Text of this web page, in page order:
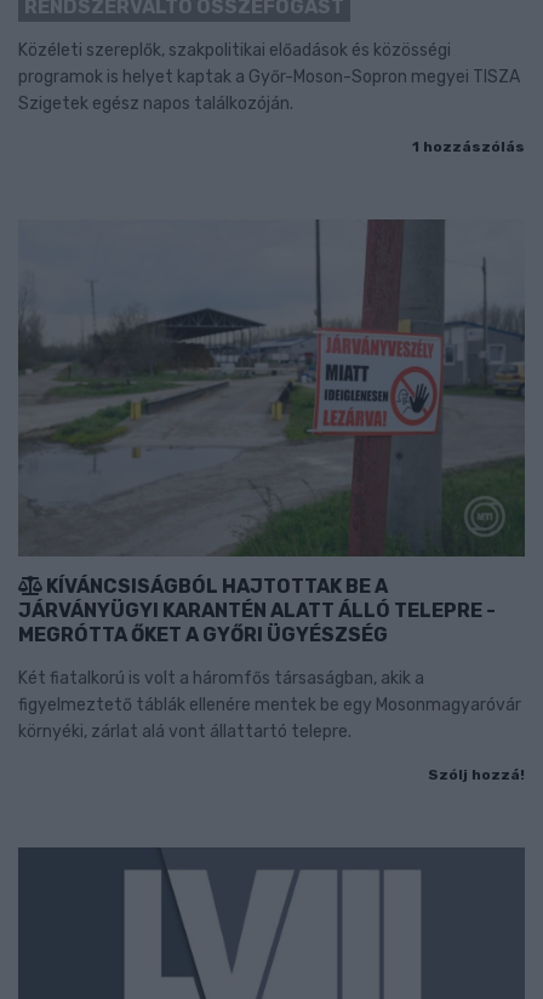
RENDSZERVÁLTÓ ÖSSZEFOGÁST
Közéleti szereplők, szakpolitikai előadások és közösségi
programok is helyet kaptak a Győr-Moson-Sopron megyei TISZA
Szigetek egész napos találkozóján.
1 hozzászólás
KÍVÁNCSISÁGBÓL HAJTOTTAK BE A
JÁRVÁNYÜGYI KARANTÉN ALATT ÁLLÓ TELEPRE -
MEGRÓTTA ŐKET A GYŐRI ÜGYÉSZSÉG
Két fiatalkorú is volt a háromfős társaságban, akik a
figyelmeztető táblák ellenére mentek be egy Mosonmagyaróvár
környéki, zárlat alá vont állattartó telepre.
Szólj hozzá!